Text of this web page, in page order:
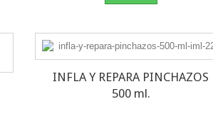
INFLA Y REPARA PINCHAZOS
500 ml.